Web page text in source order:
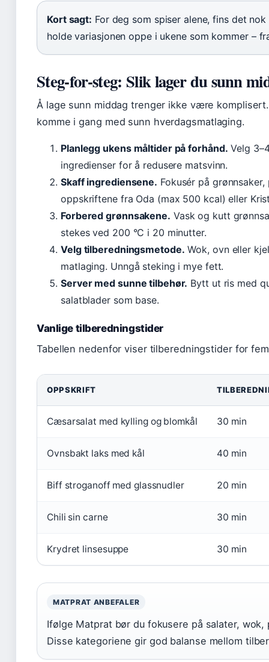
Kort sagt: For deg som spiser alene, fins det
holde variasjonen oppe i ukene som kommer –
Steg-for-steg: Slik lager du sunn
Å lage sunn middag trenger ikke være
komme i gang med sunn hverdagsmatlaging.
Planlegg ukens måltider på forhånd. Velg
ingredienser for å redusere matsvinn.
Skaff ingrediensene. Fokusér på
oppskriftene fra Oda (max 500 kcal) eller
Forbered grønnsakene. Vask og kutt
stekes ved 200 °C i 20 minutter.
Velg tilberedningsmetode. Wok, ovn eller
matlaging. Unngå steking i mye fett.
Server med sunne tilbehør. Bytt ut ris med
salatblader som base.
Vanlige tilberedningstider
Tabellen nedenfor viser tilberedningstider for
OPPSKRIFT
Cæsarsalat med kylling og blomkål 30 min
Ovnsbakt laks med kål 40 min
Biff stroganoff med glassnudler 20 min
Chili sin carne 30 min
Krydret linsesuppe 30 min
MATPRAT ANBEFALER
Ifølge Matprat bør du fokusere på salater,
Disse kategoriene gir god balanse mellom